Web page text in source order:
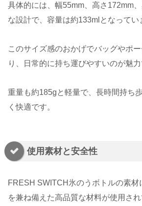
具体的には、幅55mm、高さ172mm
な設計で、容量は約133mlとなってい
このサイズ感のおかげでバッグやポ
り、日常的に持ち運びやすいのが魅力
重量も約185gと軽量で、長時間持ち
く快適です。
使用素材と安全性
FRESH SWITCH氷のうボトルの素材
を兼ね備えた高品質な材料が使用され